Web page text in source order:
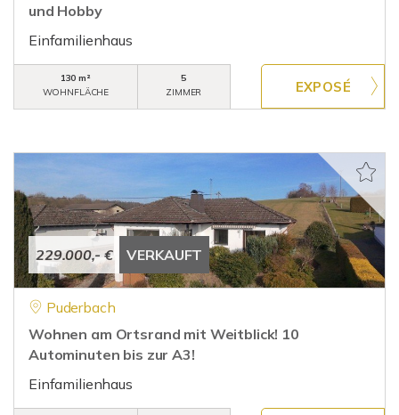
und Hobby
Einfamilienhaus
130 m²
WOHNFLÄCHE
5
ZIMMER
229.000,- € VERKAUFT
Puderbach
Wohnen am Ortsrand mit Weitblick! 10
Autominuten bis zur A3!
Einfamilienhaus